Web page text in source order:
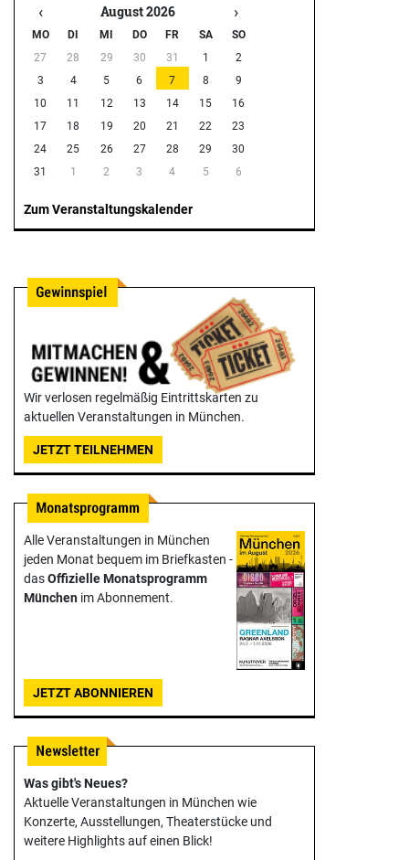
‹ August 2026 ›
MO DI MI DO FR SA
SO
27
28 29 30 31 1
2
3
4 5 6 7 8
9
10
11 12 13 14 15
16
17
18 19 20 21 22
23
24
25 26 27 28 29
30
31
1 2 3 4 5 6
Zum Veranstaltungskalender
Wir verlosen regelmäßig Eintrittskarten zu
aktuellen Veranstaltungen in München.
JETZT TEILNEHMEN
Alle Veranstaltungen in München
jeden Monat bequem im Briefkasten -
dasOffizielle Monats­programm
München im Abonnement.
JETZT ABONNIEREN
Was gibt's Neues?
Aktuelle Veranstaltungen in München wie
Konzerte, Ausstellungen, Theater­stücke und
weitere Highlights auf einen Blick!